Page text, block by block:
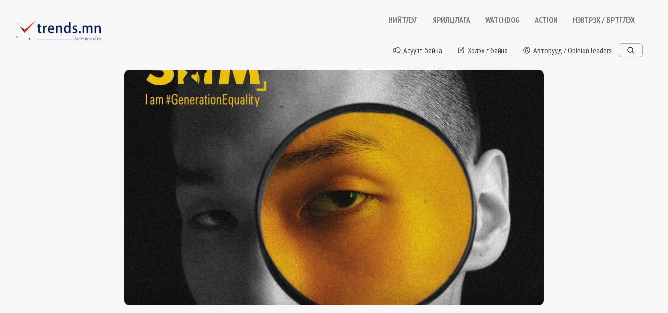
НИЙТЛЭЛ ЯРИЛЦЛАГА WATCHDOG ACTION НЭВТРЭХ / БҮРТГҮҮЛЭХ
Асуулт байна Хэлэх үг байна Авторууд / Opinion leaders